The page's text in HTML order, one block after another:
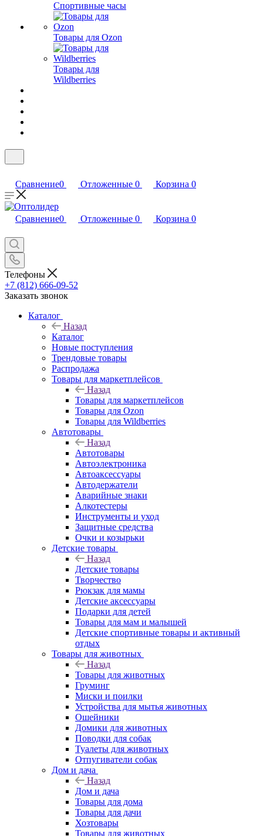
Спортивные часы
Товары для Ozon
Товары для
Wildberries
Сравнение0 Отложенные 0 Корзина 0
Сравнение0 Отложенные 0 Корзина 0
Телефоны
+7 (812) 666-09-52
Заказать звонок
Каталог
Назад
Каталог
Новые поступления
Трендовые товары
Распродажа
Товары для маркетплейсов
Назад
Товары для маркетплейсов
Товары для Ozon
Товары для Wildberries
Автотовары
Назад
Автотовары
Автоэлектроника
Автоаксессуары
Автодержатели
Аварийные знаки
Алкотестеры
Инструменты и уход
Защитные средства
Очки и козырьки
Детские товары
Назад
Детские товары
Творчество
Рюкзак для мамы
Детские аксессуары
Подарки для детей
Товары для мам и малышей
Детские спортивные товары и активный
отдых
Товары для животных
Назад
Товары для животных
Груминг
Миски и поилки
Устройства для мытья животных
Ошейники
Домики для животных
Поводки для собак
Туалеты для животных
Отпугиватели собак
Дом и дача
Назад
Дом и дача
Товары для дома
Товары для дачи
Хозтовары
Товары для животных